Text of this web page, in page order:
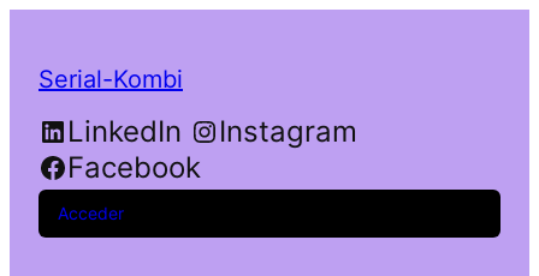
Serial-Kombi
LinkedIn
Instagram
Facebook
Acceder